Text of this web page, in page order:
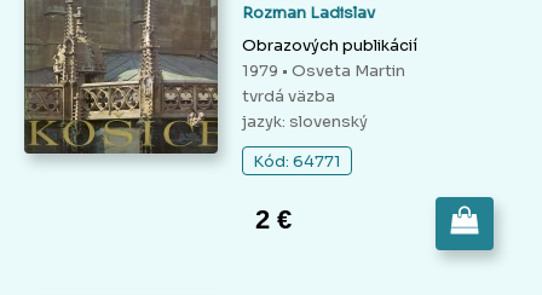
Rozman Ladislav
Obrazových publikácií
1979 • Osveta Martin
tvrdá väzba
jazyk: slovenský
Kód: 64771
2 €